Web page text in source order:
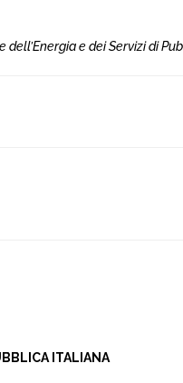
e dei Servizi di
ITALIANA